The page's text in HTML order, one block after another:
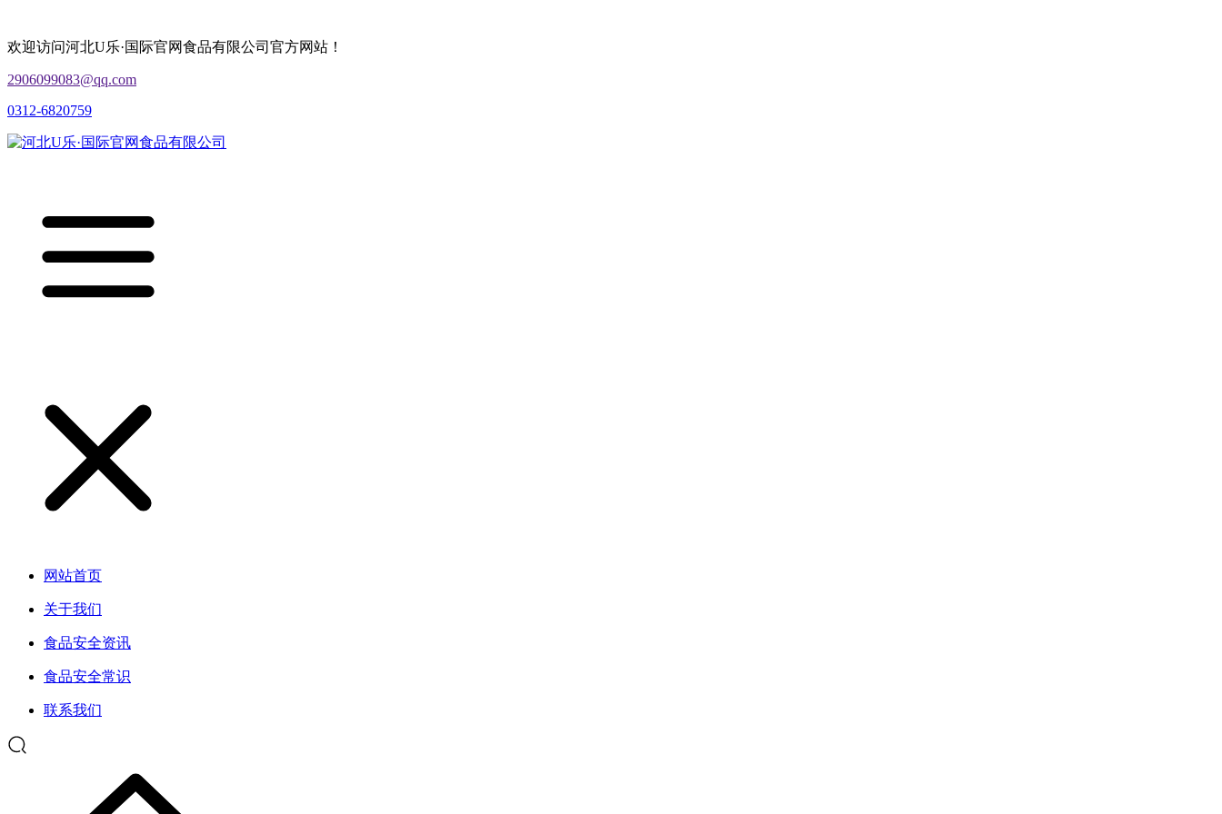
欢迎访问河北U乐·国际官网食品有限公司官方网站！
2906099083@qq.com
0312-6820759
网站首页
关于我们
食品安全资讯
食品安全常识
联系我们